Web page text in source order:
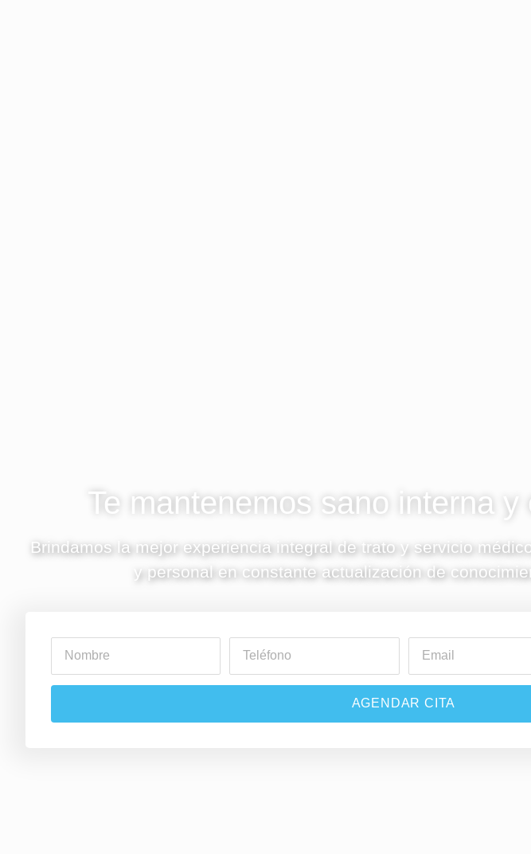
Te mantenemos sano interna y
Brindamos la mejor experiencia integral de trato y servicio
y personal en constante actualización de
AGENDAR CITA